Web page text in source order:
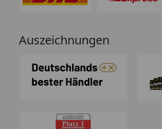
Auszeichnungen